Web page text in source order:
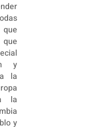
y
la
la
y